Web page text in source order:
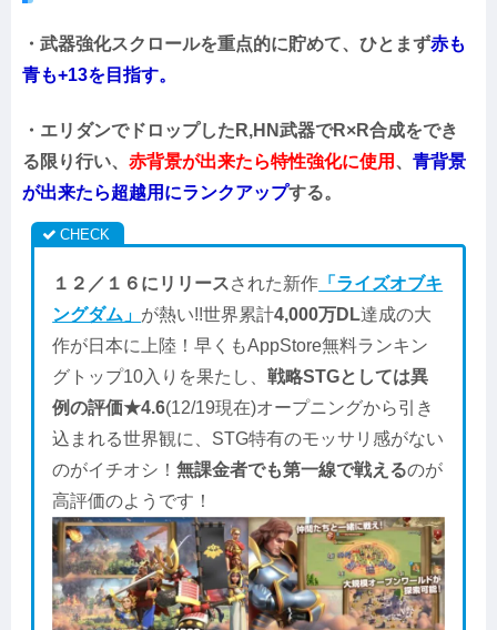
・武器強化スクロールを重点的に貯めて、ひとまず赤も
青も+13を目指す。
・エリダンでドロップしたR,HN武器でR×R合成をでき
る限り行い、 赤背景が出来たら特性強化に使用 、 青背景
が出来たら超越用にランクアップする。
１２／１６にリリースされた新作 「ライズオブキ
ングダム」 が熱い!!世界累計4,000万DL達成の大
作が日本に上陸！早くもAppStore無料ランキン
グトップ10入りを果たし、戦略STGとしては異
例の評価★4.6(12/19現在)オープニングから引き
込まれる世界観に、STG特有のモッサリ感がない
のがイチオシ！無課金者でも第一線で戦えるのが
高評価のようです！